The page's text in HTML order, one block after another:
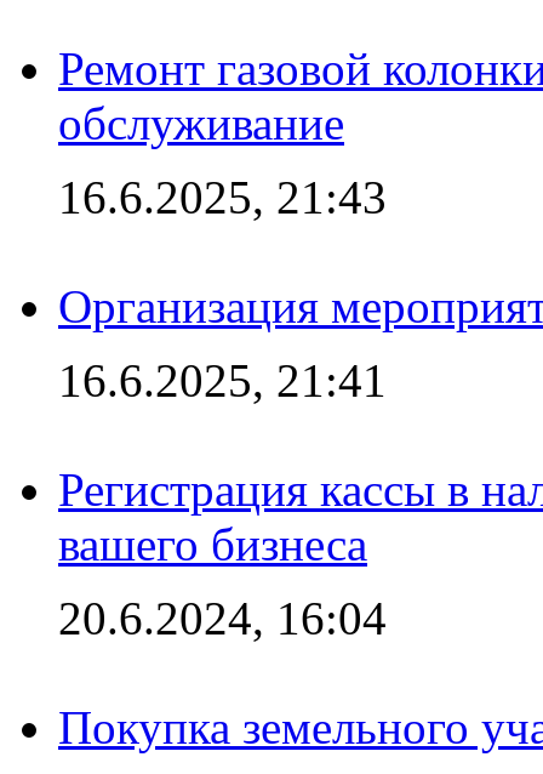
Ремонт газовой
обслуживание
16.6.2025, 21:43
Организация
16.6.2025, 21:41
Регистрация кассы в
вашего бизнеса
20.6.2024, 16:04
Покупка земельного